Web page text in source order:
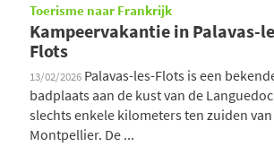
Toerisme naar Frankrijk
Kampeervakantie in Palavas-
Flots
13/02/2026 Palavas-les-Flots is een
badplaats aan de kust van de
slechts enkele kilometers ten zuiden van
Montpellier. De ...